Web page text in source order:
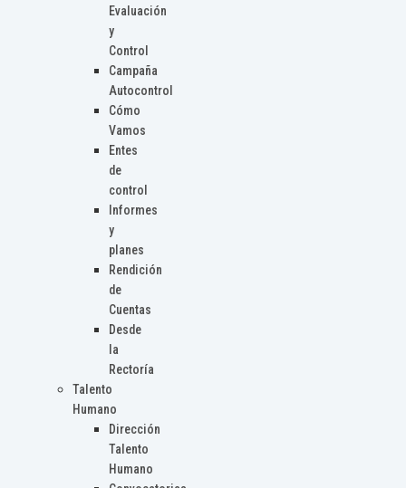
Evaluación
y
Control
Campaña
Autocontrol
Cómo
Vamos
Entes
de
control
Informes
y
planes
Rendición
de
Cuentas
Desde
la
Rectoría
Talento
Humano
Dirección
Talento
Humano